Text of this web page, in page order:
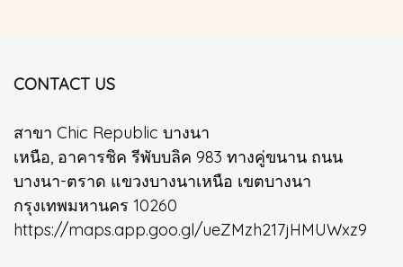
CONTACT US
สาขา Chic Republic บางนา
เหนือ, อาคารชิค รีพับบลิค 983 ทางคู่ขนาน ถนน
บางนา-ตราด แขวงบางนาเหนือ เขตบางนา
กรุงเทพมหานคร 10260
https://maps.app.goo.gl/ueZMzh217jHMUWxz9